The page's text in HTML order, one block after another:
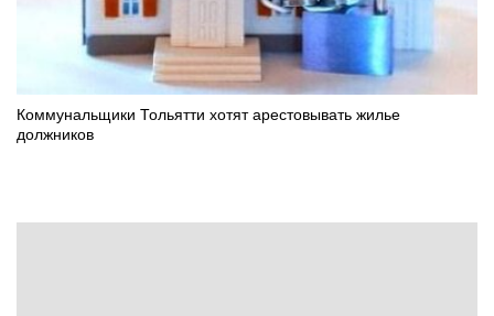
Коммунальщики Тольятти хотят арестовывать жилье
должников